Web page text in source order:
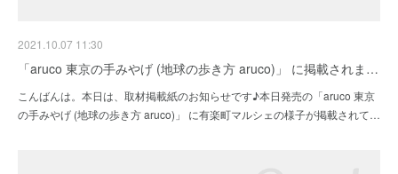
2021.10.07 11:30
「aruco 東京の手みやげ (地球の歩き方 aruco)」 に掲載されま…
こんばんは。本日は、取材掲載紙のお知らせです♪本日発売の「aruco 東京
の手みやげ (地球の歩き方 aruco)」 に有楽町マルシェの様子が掲載されて…